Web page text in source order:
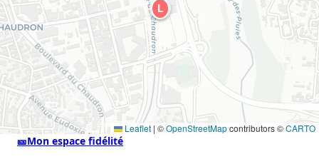
L
Leaflet | ©OpenStreetMapcontributors ©CARTO
🎫Mon espace fidélité